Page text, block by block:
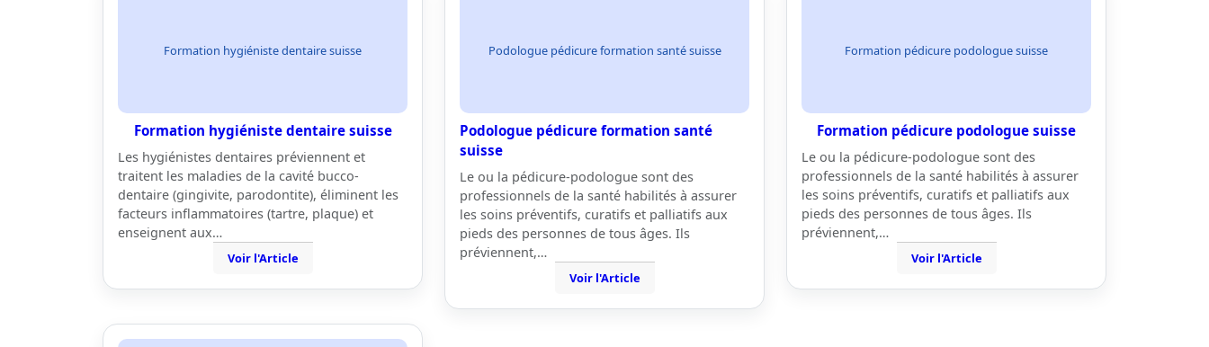
Formation hygiéniste dentaire suisse
Formation hygiéniste dentaire suisse
Les hygiénistes dentaires préviennent et
traitent les maladies de la cavité bucco-
dentaire (gingivite, parodontite), éliminent les
facteurs inflammatoires (tartre, plaque) et
enseignent aux…
Voir l'Article
Podologue pédicure formation santé suisse
Podologue pédicure formation santé
suisse
Le ou la pédicure-podologue sont des
professionnels de la santé habilités à assurer
les soins préventifs, curatifs et palliatifs aux
pieds des personnes de tous âges. Ils
préviennent,…
Voir l'Article
Formation pédicure podologue suisse
Formation pédicure podologue suisse
Le ou la pédicure-podologue sont des
professionnels de la santé habilités à assurer
les soins préventifs, curatifs et palliatifs aux
pieds des personnes de tous âges. Ils
préviennent,…
Voir l'Article